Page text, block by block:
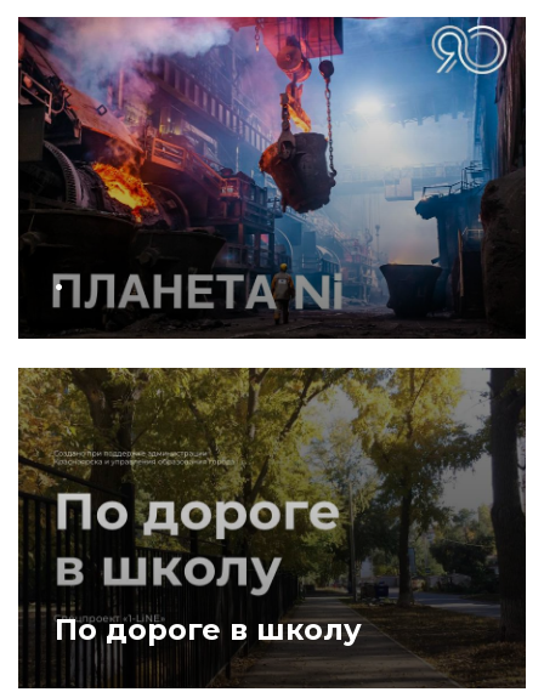
.
По дороге в школу